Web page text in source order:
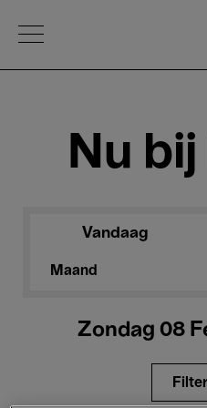
Open Menu
Nu
Vandaag
Maand
Zondag 08